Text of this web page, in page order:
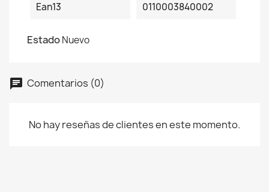
Ean13
0110003840002
EstadoNuevo
Comentarios (0)
No hay reseñas de clientes en este momento.